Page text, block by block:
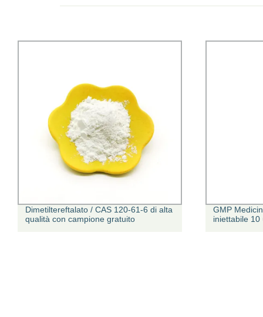
Dimetiltereftalato / CAS 120-61-6 di alta
qualità con campione gratuito
GMP
iniettabile 10